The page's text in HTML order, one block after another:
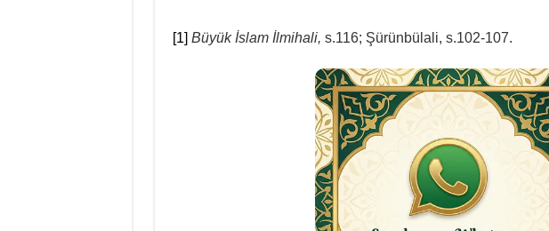
[1] Büyük İslam İlmihali, s.116; Şürünbülali, s.102-107.